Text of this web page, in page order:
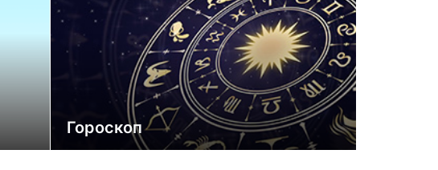
Гороскоп